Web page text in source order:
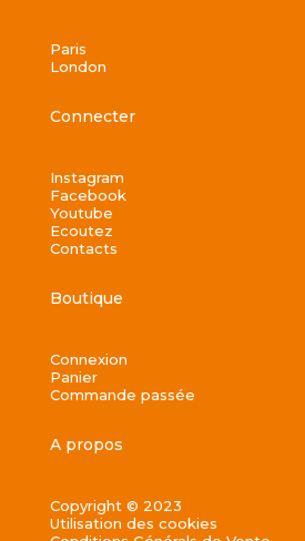
Paris
London
Connecter
Instagram
Facebook
Youtube
Ecoutez
Contacts
Boutique
Connexion
Panier
Commande passée
A propos
Copyright © 2023
Utilisation des cookies